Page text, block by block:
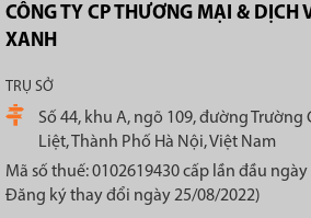
CÔNG TY CP THƯƠNG MẠI & DỊCH
XANH
TRỤ SỞ
Số 44, khu A, ngõ 109, đường
Liệt, Thành Phố Hà Nội, Việt Nam
Mã số thuế: 0102619430 cấp lần đầu
Đăng ký thay đổi ngày 25/08/2022)